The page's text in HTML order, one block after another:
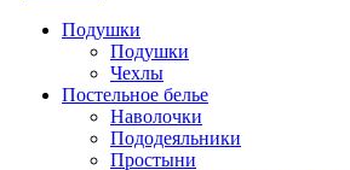
Подушки
Подушки
Чехлы
Постельное белье
Наволочки
Пододеяльники
Простыни